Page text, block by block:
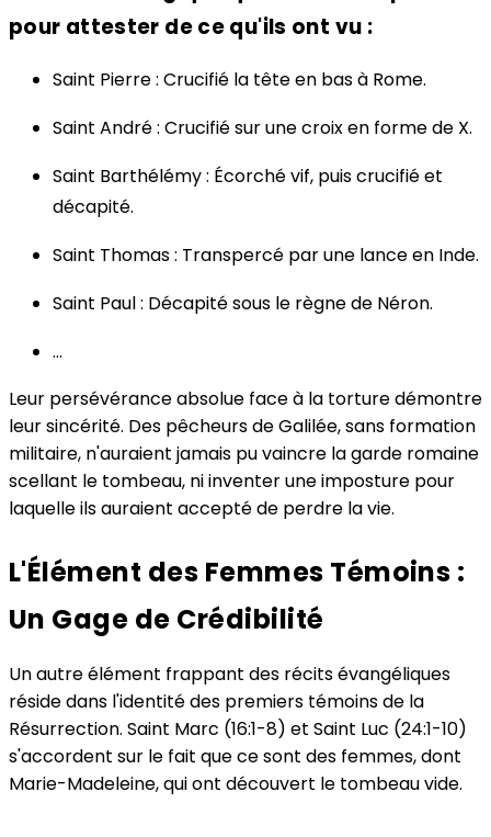
pour attester de ce qu'ils ont vu :
Saint Pierre : Crucifié la tête en bas à Rome.
Saint André : Crucifié sur une croix en forme de X.
Saint Barthélémy : Écorché vif, puis crucifié et
décapité.
Saint Thomas : Transpercé par une lance en Inde.
Saint Paul : Décapité sous le règne de Néron.
...
Leur persévérance absolue face à la torture démontre
leur sincérité. Des pêcheurs de Galilée, sans formation
militaire, n'auraient jamais pu vaincre la garde romaine
scellant le tombeau, ni inventer une imposture pour
laquelle ils auraient accepté de perdre la vie.
L'Élément des Femmes Témoins :
Un Gage de Crédibilité
Un autre élément frappant des récits évangéliques
réside dans l'identité des premiers témoins de la
Résurrection. Saint Marc (16:1-8) et Saint Luc (24:1-10)
s'accordent sur le fait que ce sont des femmes, dont
Marie-Madeleine, qui ont découvert le tombeau vide.